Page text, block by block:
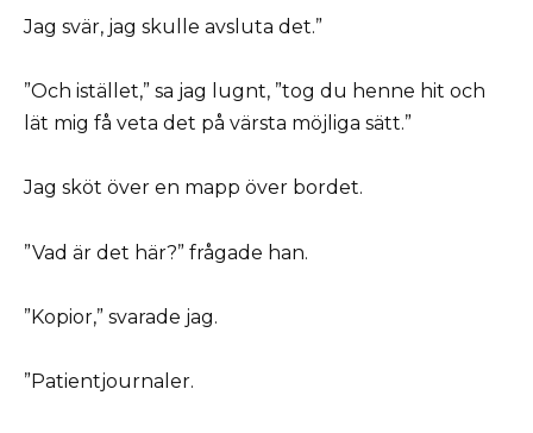
Jag svär, jag skulle avsluta det.”
”Och istället,” sa jag lugnt, ”tog du henne hit och
lät mig få veta det på värsta möjliga sätt.”
Jag sköt över en mapp över bordet.
”Vad är det här?” frågade han.
”Kopior,” svarade jag.
”Patientjournaler.